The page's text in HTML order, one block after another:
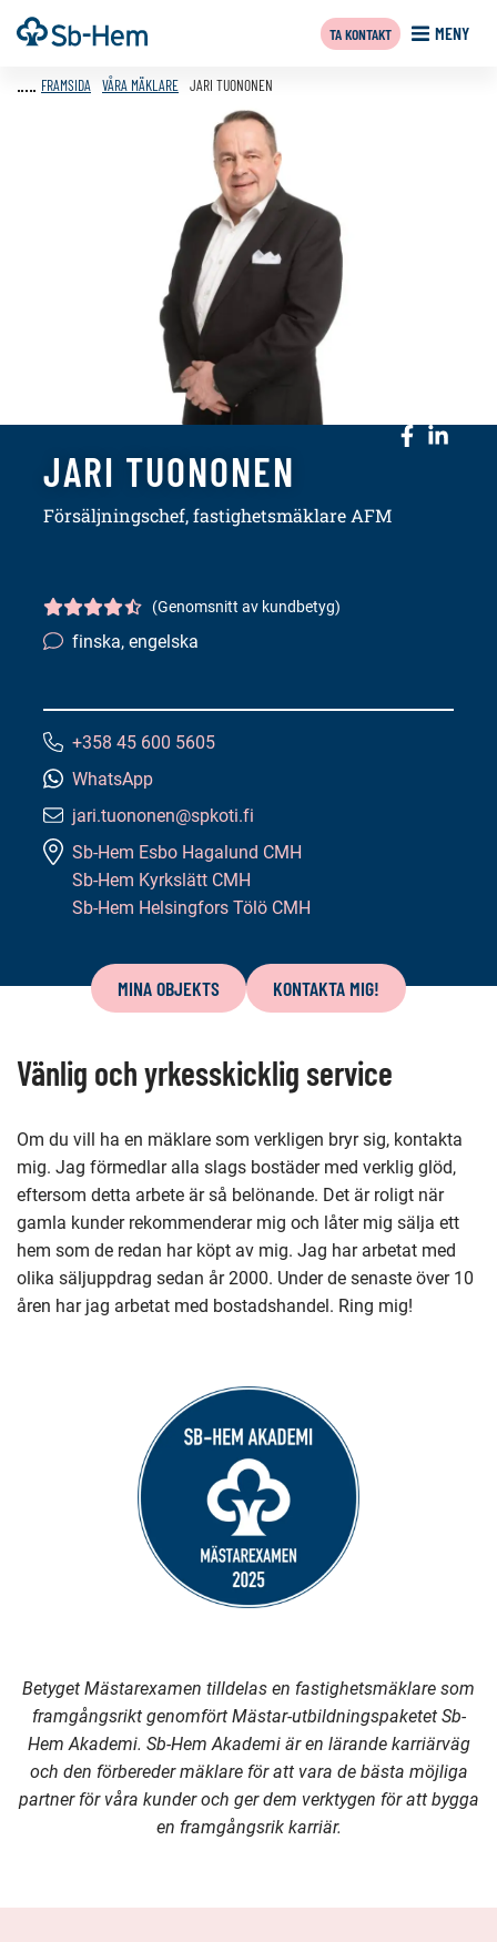
Till
innehållet
Framsida MENY
TA KONTAKT
FRAMSIDA VÅRA MÄKLARE JARI TUONONEN
SocialaSociala
JARI TUONONEN
Försäljningschef, fastighetsmäklare AFM
Kundbetyg
4.5/5
(Genomsnitt av kundbetyg)
Språkkunskaper:
finska, engelska
Telefonnummer:
+358 45 600 5605
WhatsApp
E-
postadress:
jari.tuononen@spkoti.fi
Sb-Hem Esbo Hagalund CMH
Sb-Hem Kyrkslätt CMH
Sb-Hem Helsingfors Tölö CMH
på
sida
MINA OBJEKTS KONTAKTA MIG!
Vänlig och yrkesskicklig service
Om du vill ha en mäklare som verkligen bryr sig, kontakta
mig. Jag förmedlar alla slags bostäder med verklig glöd,
eftersom detta arbete är så belönande. Det är roligt när
gamla kunder rekommenderar mig och låter mig sälja ett
hem som de redan har köpt av mig. Jag har arbetat med
olika säljuppdrag sedan år 2000. Under de senaste över 10
åren har jag arbetat med bostadshandel. Ring mig!
Betyget Mästarexamen tilldelas en fastighetsmäklare som
framgångsrikt genomfört Mästar-utbildningspaketet Sb-
Hem Akademi. Sb-Hem Akademi är en lärande karriärväg
och den förbereder mäklare för att vara de bästa möjliga
partner för våra kunder och ger dem verktygen för att bygga
en framgångsrik karriär.